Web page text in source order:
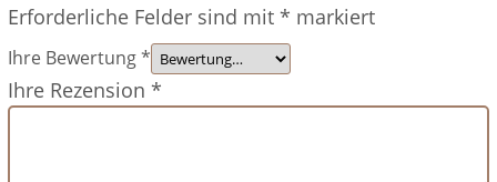
Erforderliche Felder sind mit * markiert
Ihre Bewertung*
Ihre Rezension *